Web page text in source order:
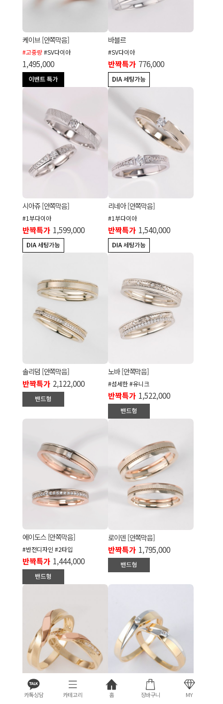
카톡상담 카테고리 홈 장바구니 MY
케이브 [안쪽막음]
#고중량#SV다이아
1,495,000
바블르
#SV다이아
반짝특가 776,000
시아쥬 [안쪽막음]
#1부다이아
반짝특가 1,599,000
리네아 [안쪽막음]
#1부다이아
반짝특가 1,540,000
솔리덤 [안쪽막음]
반짝특가 2,122,000
노바 [안쪽막음]
#섬세한 #유니크
반짝특가 1,522,000
에이도스 [안쪽막음]
#반전디자인 #2타입
반짝특가 1,444,000
로이덴 [안쪽막음]
반짝특가 1,795,000